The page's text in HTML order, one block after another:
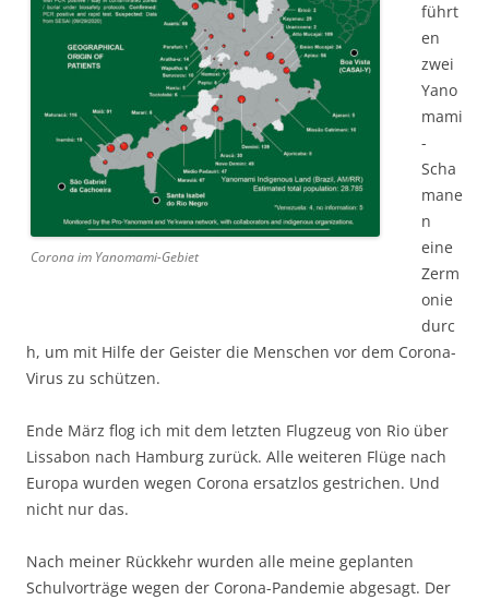
Corona im Yanomami-Gebiet
führt
en
zwei
Yano
mami
-
Scha
mane
n
eine
Zerm
onie
durc
h, um mit Hilfe der Geister die Menschen vor dem Corona-
Virus zu schützen.
Ende März flog ich mit dem letzten Flugzeug von Rio über
Lissabon nach Hamburg zurück. Alle weiteren Flüge nach
Europa wurden wegen Corona ersatzlos gestrichen. Und
nicht nur das.
Nach meiner Rückkehr wurden alle meine geplanten
Schulvorträge wegen der Corona-Pandemie abgesagt. Der